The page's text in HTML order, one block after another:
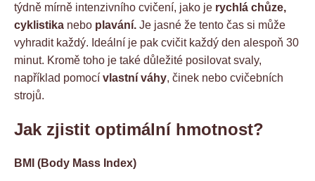
týdně mírně intenzivního cvičení, jako je rychlá chůze,
cyklistika nebo plavání. Je jasné že tento čas si může
vyhradit každý. Ideální je pak cvičit každý den alespoň 30
minut. Kromě toho je také důležité posilovat svaly,
například pomocí vlastní váhy, činek nebo cvičebních
strojů.
Jak zjistit optimální hmotnost?
BMI (Body Mass Index)